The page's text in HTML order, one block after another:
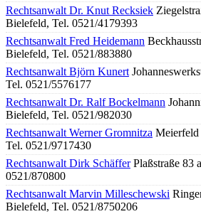
Rechtsanwalt Dr. Knut Recksiek
Bielefeld, Tel. 0521/4179393
Rechtsanwalt Fred Heidemann
Bielefeld, Tel. 0521/883880
Rechtsanwalt Björn Kunert
Tel. 0521/5576177
Rechtsanwalt Dr. Ralf Bockelmann
Bielefeld, Tel. 0521/982030
Rechtsanwalt Werner Gromnitza Meierfeld
Tel. 0521/9717430
Rechtsanwalt Dirk SchäfferPlaßstraße 83
0521/870800
Rechtsanwalt Marvin Milleschewski
Bielefeld, Tel. 0521/8750206